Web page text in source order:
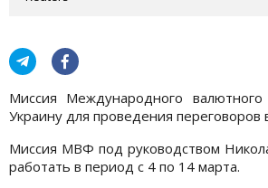
Миссия Международного
Украину для проведения переговоров
Миссия МВФ под руководством
работать в период с 4 по 14 марта.